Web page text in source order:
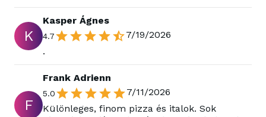
K
Kasper Ágnes
4.7
7/19/2026
.
F
Frank Adrienn
5.0
7/11/2026
Különleges, finom pizza és italok. Sok